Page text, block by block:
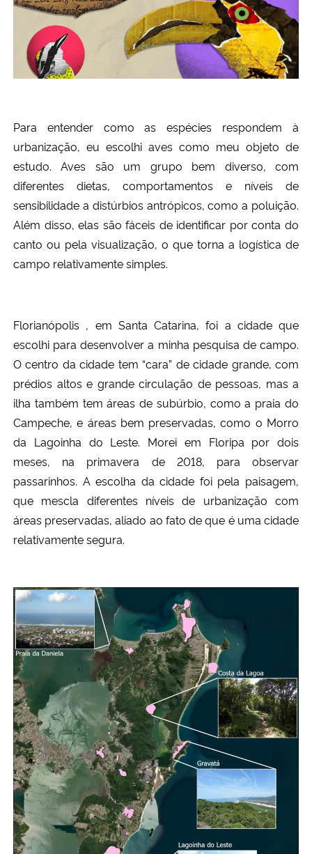
Para entender como as espécies respondem à
urbanização, eu escolhi aves como meu objeto de
estudo. Aves são um grupo bem diverso, com
diferentes dietas, comportamentos e níveis de
sensibilidade a distúrbios antrópicos, como a poluição.
Além disso, elas são fáceis de identificar por conta do
canto ou pela visualização, o que torna a logística de
campo relativamente simples.
Florianópolis , em Santa Catarina, foi a cidade que
escolhi para desenvolver a minha pesquisa de campo.
O centro da cidade tem “cara” de cidade grande, com
prédios altos e grande circulação de pessoas, mas a
ilha também tem áreas de subúrbio, como a praia do
Campeche, e áreas bem preservadas, como o Morro
da Lagoinha do Leste. Morei em Floripa por dois
meses, na primavera de 2018, para observar
passarinhos. A escolha da cidade foi pela paisagem,
que mescla diferentes níveis de urbanização com
áreas preservadas, aliado ao fato de que é uma cidade
relativamente segura.